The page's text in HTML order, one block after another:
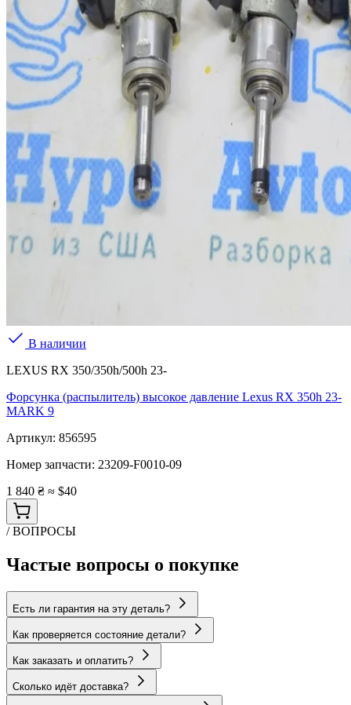
В наличии
LEXUS RX 350/350h/500h 23-
Форсунка (распылитель) высокое давление Lexus RX 350h 23-
MARK 9
Артикул: 856595
Номер запчасти: 23209-F0010-09
1 840 ₴ ≈ $40
/ ВОПРОСЫ
Частые вопросы о покупке
Есть ли гарантия на эту деталь?
Как проверяется состояние детали?
Как заказать и оплатить?
Сколько идёт доставка?